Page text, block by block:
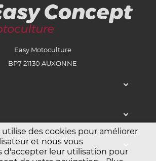
des cookies pour améliorer
et nous vous
d'accepter leur utilisation pour
Easy Motoculture
BP7 21130 AUXONNE